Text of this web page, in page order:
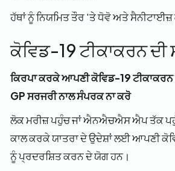
ਹੱਥਾਂ ਨੂੰ ਨਿਯਮਿਤ ਤੌਰ 'ਤੇ ਧੋਵੋ ਅਤੇ
ਕੋਵਿਡ-19 ਟੀਕਾਕਰਨ ਦੀ
ਕਿਰਪਾ ਕਰਕੇ ਆਪਣੀ ਕੋਵਿਡ-19 ਟੀਕਾਕਰਨ
GP ਸਰਜਰੀ ਨਾਲ ਸੰਪਰਕ ਨਾ ਕਰੋ
ਲੋਕ ਮਰੀਜ਼ ਪਹੁੰਚ ਜਾਂ ਐਨਐਚਐਸ ਐਪ ਤੱਕ
ਕਾਲ ਕਰਕੇ ਯਾਤਰਾ ਦੇ ਉਦੇਸ਼ਾਂ ਲਈ ਆਪਣੀ
ਨੂੰ ਪ੍ਰਦਰਸ਼ਿਤ ਕਰਨ ਦੇ ਯੋਗ ਹਨ।